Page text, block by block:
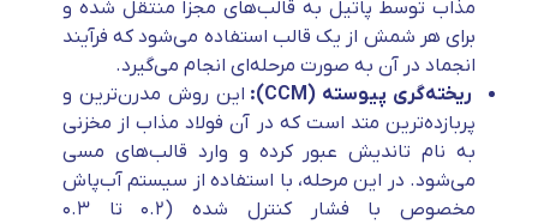
مذاب توسط پاتیل به قالب‌های مجزا منتقل شده و
برای هر شمش از یک قالب استفاده می‌شود که فرآیند
انجماد در آن به صورت مرحله‌ای انجام می‌گیرد.
ریخته‌گری پیوسته (CCM):
این روش مدرن‌ترین و
پربازده‌ترین متد است که در آن فولاد مذاب از مخزنی
به نام تاندیش عبور کرده و وارد قالب‌های مسی
می‌شود. در این مرحله، با استفاده از سیستم آب‌پاش
مخصوص با فشار کنترل شده (۰.۲ تا ۰.۳